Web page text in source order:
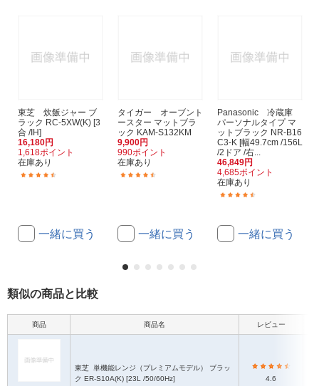
東芝 炊飯ジャー ブ
ラック RC-5XW(K) [3
合 /IH]
16,180円
1,618ポイント
在庫あり
一緒に買う
タイガー オーブント
ースター マットブラ
ック KAM-S132KM
9,900円
990ポイント
在庫あり
一緒に買う
Panasonic 冷蔵庫
パーソナルタイプ マ
ットブラック NR-B16
C3-K [幅49.7cm /156L
/2ドア /右...
46,849円
4,685ポイント
在庫あり
一緒に買う
類似の商品と比較
商品 商品名 レビュー
東芝
ク ER-S10A(K) [23L /50/60Hz]
4.6